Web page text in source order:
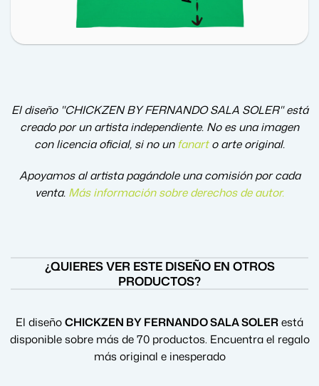
El diseño "CHICKZEN BY FERNANDO SALA SOLER" está
creado por un artista independiente. No es una imagen
con licencia oficial, si no unfanart o arte original.
Apoyamos al artista pagándole una comisión por cada
venta. Más información sobre derechos de autor.
¿QUIERES VER ESTE DISEÑO EN OTROS
PRODUCTOS?
El diseñoCHICKZEN BY FERNANDO SALA SOLERestá
disponible sobre más de 70 productos. Encuentra el regalo
más original e inesperado